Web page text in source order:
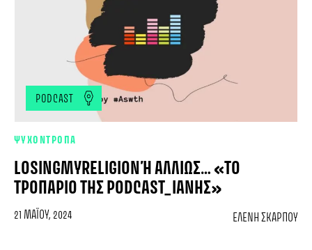
PODCAST
ΨΥΧΟΝΤΡΟΠΑ
LOSINGMYRELIGION Ή ΑΛΛΙΏΣ… «ΤΟ Τ
ΡΟΠΆΡΙΟ ΤΗΣ PODCAST_ΙΑΝΉΣ»
21 ΜΑΪ́ΟΥ, 2024 ΕΛΈΝΗ ΣΚΆΡΠΟΥ